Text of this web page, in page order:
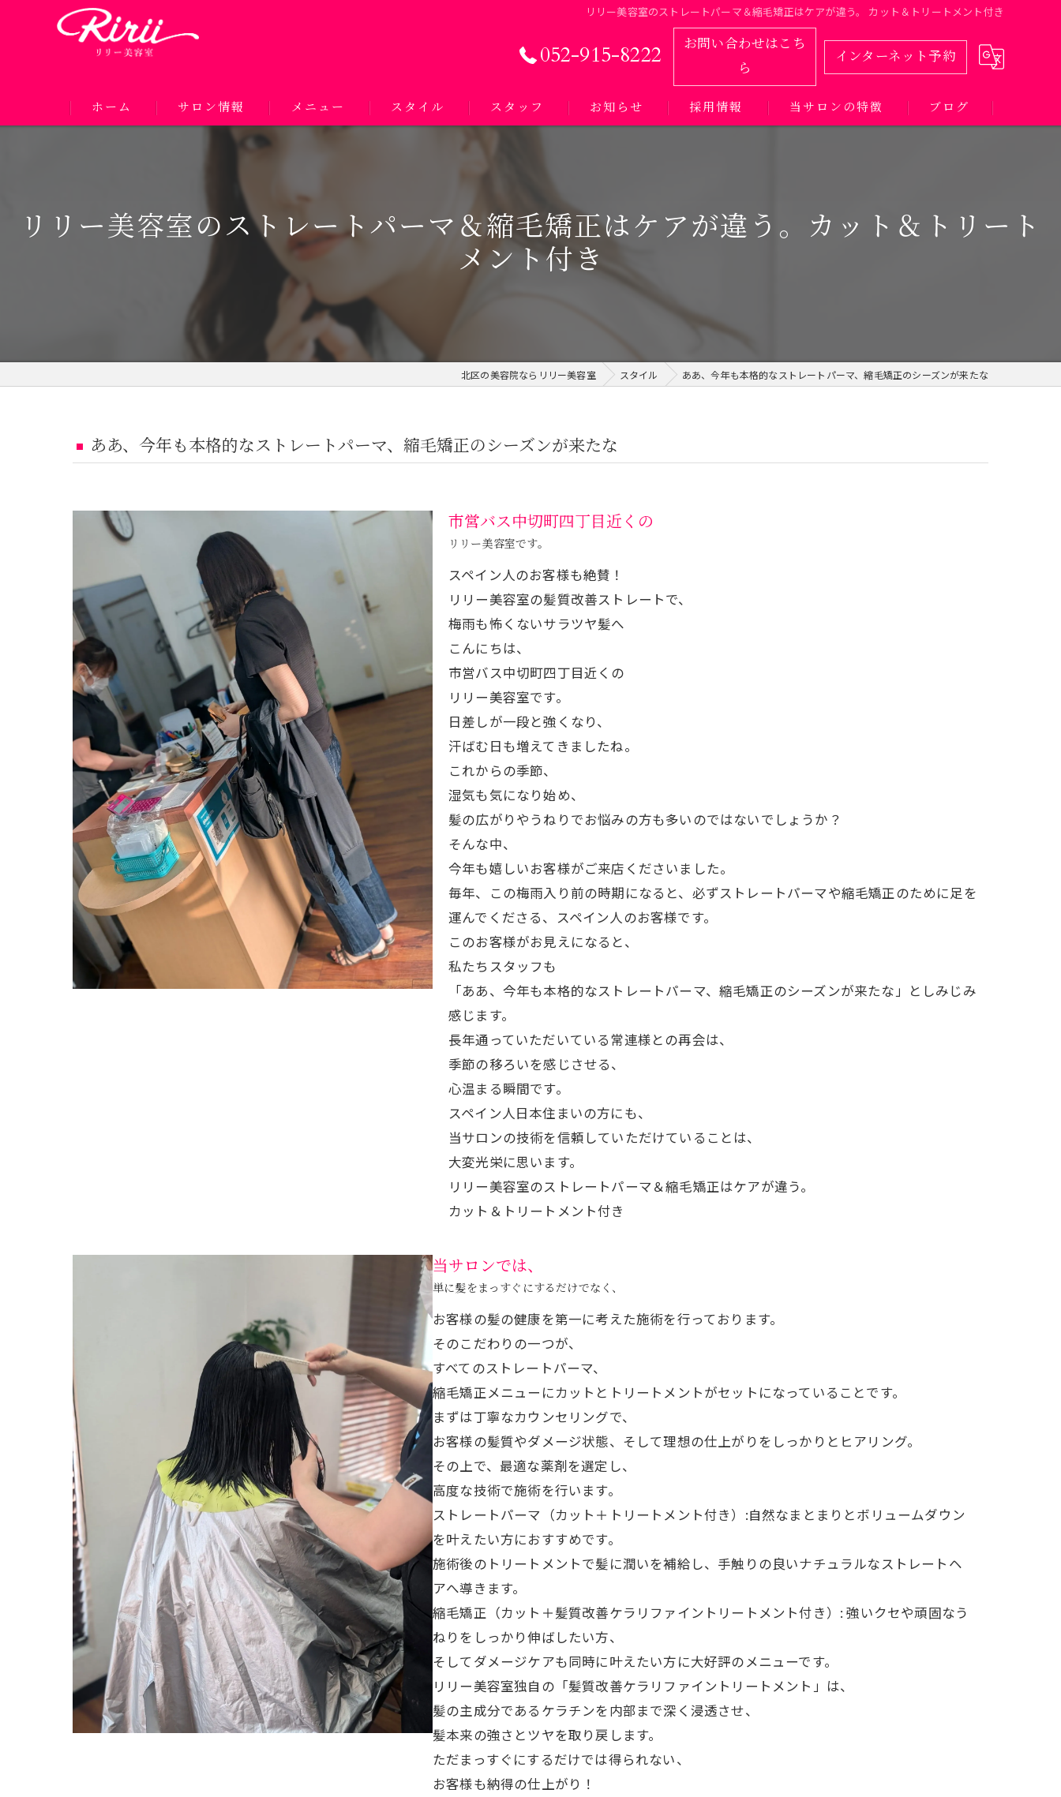
リリー美容室のストレートパーマ＆縮毛矯正はケアが違う。 カット＆トリートメント付き
052-915-8222
お問い合わせはこち
ら
インターネット予約
ホーム サロン情報 メニュー スタイル スタッフ お知らせ 採用情報 当サロンの特徴
パーマ
ブログ
リリー美容室のストレートパーマ＆縮毛矯正はケアが違う。カット＆トリート
メント付き
北区の美容院ならリリー美容室 スタイル ああ、今年も本格的なストレートパーマ、縮毛矯正のシーズンが来たな
ああ、今年も本格的なストレートパーマ、縮毛矯正のシーズンが来たな
市営バス中切町四丁目近くの
リリー美容室です。
スペイン人のお客様も絶賛！
リリー美容室の髪質改善ストレートで、
梅雨も怖くないサラツヤ髪へ
こんにちは、
市営バス中切町四丁目近くの
リリー美容室です。
日差しが一段と強くなり、
汗ばむ日も増えてきましたね。
これからの季節、
湿気も気になり始め、
髪の広がりやうねりでお悩みの方も多いのではないでしょうか？
そんな中、
今年も嬉しいお客様がご来店くださいました。
毎年、この梅雨入り前の時期になると、必ずストレートパーマや縮毛矯正のために足を
運んでくださる、スペイン人のお客様です。
このお客様がお見えになると、
私たちスタッフも
「ああ、今年も本格的なストレートパーマ、縮毛矯正のシーズンが来たな」としみじみ
感じます。
長年通っていただいている常連様との再会は、
季節の移ろいを感じさせる、
心温まる瞬間です。
スペイン人日本住まいの方にも、
当サロンの技術を信頼していただけていることは、
大変光栄に思います。
リリー美容室のストレートパーマ＆縮毛矯正はケアが違う。
カット＆トリートメント付き
当サロンでは、
単に髪をまっすぐにするだけでなく、
お客様の髪の健康を第一に考えた施術を行っております。
そのこだわりの一つが、
すべてのストレートパーマ、
縮毛矯正メニューにカットとトリートメントがセットになっていることです。
まずは丁寧なカウンセリングで、
お客様の髪質やダメージ状態、そして理想の仕上がりをしっかりとヒアリング。
その上で、最適な薬剤を選定し、
高度な技術で施術を行います。
ストレートパーマ（カット＋トリートメント付き）:自然なまとまりとボリュームダウン
を叶えたい方におすすめです。
施術後のトリートメントで髪に潤いを補給し、手触りの良いナチュラルなストレートヘ
アへ導きます。
縮毛矯正（カット＋髪質改善ケラリファイントリートメント付き）: 強いクセや頑固なう
ねりをしっかり伸ばしたい方、
そしてダメージケアも同時に叶えたい方に大好評のメニューです。
リリー美容室独自の「髪質改善ケラリファイントリートメント」は、
髪の主成分であるケラチンを内部まで深く浸透させ、
髪本来の強さとツヤを取り戻します。
ただまっすぐにするだけでは得られない、
お客様も納得の仕上がり！